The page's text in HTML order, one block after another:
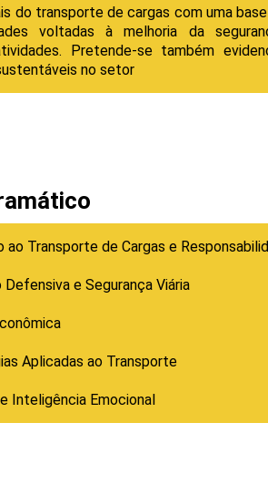
do transporte de cargas com uma
voltadas à melhoria da
Pretende-se também
no setor
ao Transporte de Cargas e
Defensiva e Segurança Viária
Aplicadas ao Transporte
Inteligência Emocional